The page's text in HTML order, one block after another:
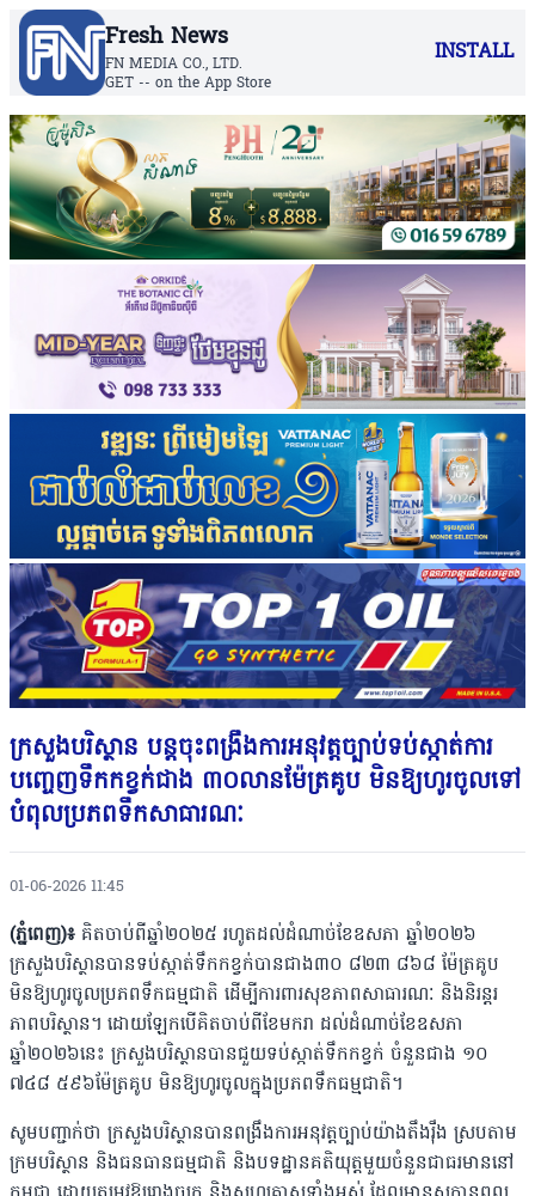
Fresh News
FN MEDIA CO., LTD.
GET -- on the App Store
INSTALL
ក្រសួងបរិស្ថាន បន្តចុះពង្រឹងការអនុវត្តច្បាប់ទប់ស្កាត់ការ
បញ្ចេញទឹកកខ្វក់ជាង ៣០លានម៉ែត្រគូប មិនឱ្យហូរចូលទៅ
បំពុលប្រភពទឹកសាធារណៈ
01-06-2026 11:45
(ភ្នំពេញ)៖ គិតចាប់ពីឆ្នាំ២០២៥ រហូតដល់ដំណាច់ខែឧសភា ឆ្នាំ២០២៦
ក្រសួងបរិស្ថានបានទប់ស្កាត់ទឹកកខ្វក់បានជាង៣០ ៨២៣ ៨៦៨ ម៉ែត្រគូប
មិនឱ្យហូរចូលប្រភពទឹកធម្មជាតិ ដើម្បីការពារសុខភាពសាធារណៈ និងនិរន្តរ
ភាពបរិស្ថាន។ ដោយឡែកបើគិតចាប់ពីខែមករា ដល់ដំណាច់ខែឧសភា
ឆ្នាំ២០២៦នេះ ក្រសួងបរិស្ថានបានជួយទប់ស្កាត់ទឹកកខ្វក់ ចំនួនជាង ១០
៧៤៨ ៥៩៦ម៉ែត្រគូប មិនឱ្យហូរចូលក្នុងប្រភពទឹកធម្មជាតិ។
សូមបញ្ជាក់ថា ក្រសួងបរិស្ថានបានពង្រឹងការអនុវត្តច្បាប់យ៉ាងតឹងរ៉ឹង ស្របតាម
ក្រមបរិស្ថាន និងធនធានធម្មជាតិ និងបទដ្ឋានគតិយុត្តមួយចំនួនជាធរមាននៅ